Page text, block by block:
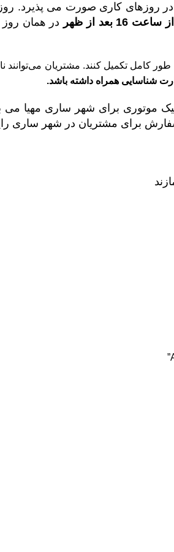
روزهای کاری صورت می پذیرد.
16 بعد از ظهر
در همان
کامل تکمیل کنند. مشتریان
شناسایی همراه داشته باشد.
موتوری برای شهر ساری مهیا می
برای مشتریان در شهر ساری